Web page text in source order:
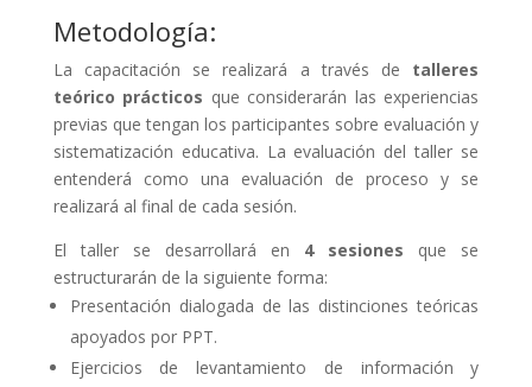
Metodología:
La capacitación se realizará a través de talleres
teórico prácticos que considerarán las experiencias
previas que tengan los participantes sobre evaluación y
sistematización educativa. La evaluación del taller se
entenderá como una evaluación de proceso y se
realizará al final de cada sesión.
El taller se desarrollará en 4 sesiones que se
estructurarán de la siguiente forma:
Presentación dialogada de las distinciones teóricas
apoyados por PPT.
Ejercicios de levantamiento de información y